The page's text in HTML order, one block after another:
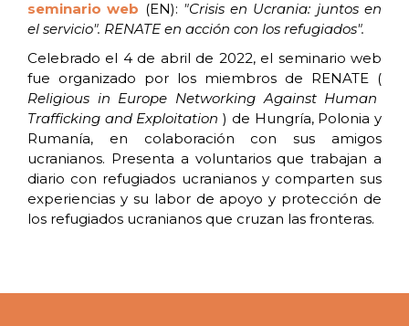
seminario web (EN): "Crisis en Ucrania: juntos en
el servicio". RENATE en acción con los refugiados".
Celebrado el 4 de abril de 2022, el seminario web
fue organizado por los miembros de RENATE (
Religious in Europe Networking Against Human
Trafficking and Exploitation) de Hungría, Polonia y
Rumanía, en colaboración con sus amigos
ucranianos. Presenta a voluntarios que trabajan a
diario con refugiados ucranianos y comparten sus
experiencias y su labor de apoyo y protección de
los refugiados ucranianos que cruzan las fronteras.